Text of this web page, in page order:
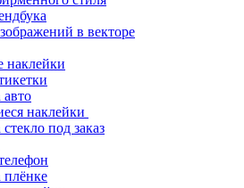
в векторе
наклейки
наклейки
под заказ